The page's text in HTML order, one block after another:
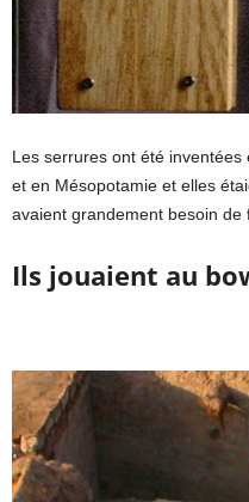
Les serrures ont été inventées
et en Mésopotamie et elles
avaient grandement besoin de
Ils jouaient au